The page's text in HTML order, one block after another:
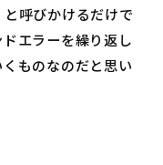
呼びかけるだけで
エラーを繰り返し
ものなのだと思い